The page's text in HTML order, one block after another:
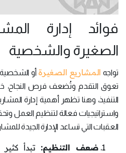
فوائد إدارة
الصغيرة والشخصية
تواجه المشاريع الصغيرة أو
تعوق التقدم وتُضعف فرص النجاح،
التنفيذ، وهنا تظهر أهمية إدارة
واستراتيجيات فعالة لتنظيم العمل
العقبات التي تساعد الإدارة الجيدة
ضعف التنظيم: تبدأ